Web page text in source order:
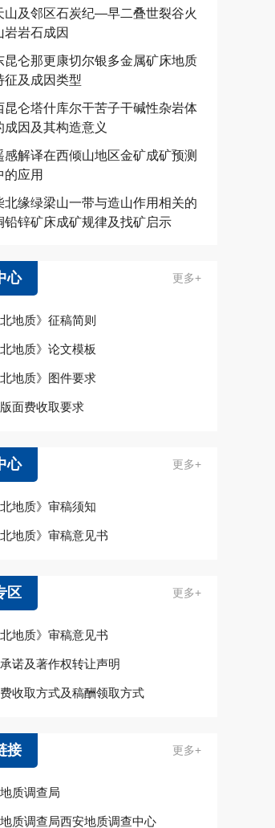
山及邻区石炭纪—早二叠世裂谷火
岩岩石成因
昆仑那更康切尔银多金属矿床地质
征及成因类型
昆仑塔什库尔干苦子干碱性杂岩体
成因及其构造意义
感解译在西倾山地区金矿成矿预测
的应用
北缘绿梁山一带与造山作用相关的
铅锌矿床成矿规律及找矿启示
心 更多+
北地质》征稿简则
北地质》论文模板
北地质》图件要求
面费收取要求
心 更多+
北地质》审稿须知
北地质》审稿意见书
区 更多+
北地质》审稿意见书
诺及著作权转让声明
收取方式及稿酬领取方式
接 更多+
质调查局
质调查局西安地质调查中心